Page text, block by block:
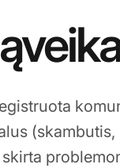
(skambutis,